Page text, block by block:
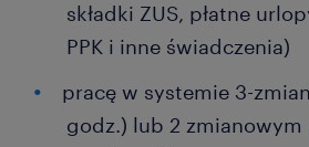
składki ZUS, płatne
PPK i inne świadczenia)
pracę w systemie 3-
godz.) lub 2 zmianowym